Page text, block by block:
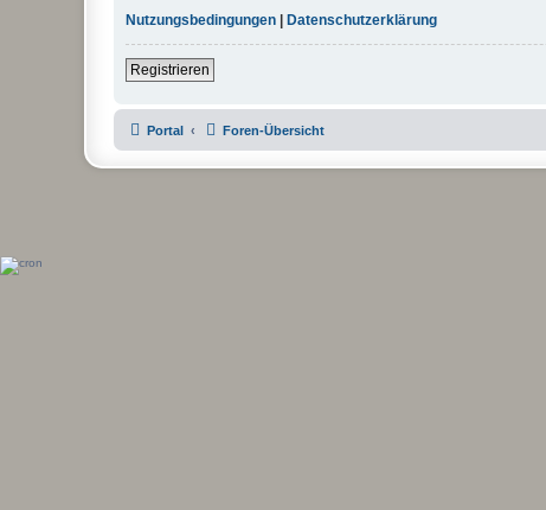
Nutzungsbedingungen | Datenschutzerklärung
Registrieren
Portal Foren-Übersicht